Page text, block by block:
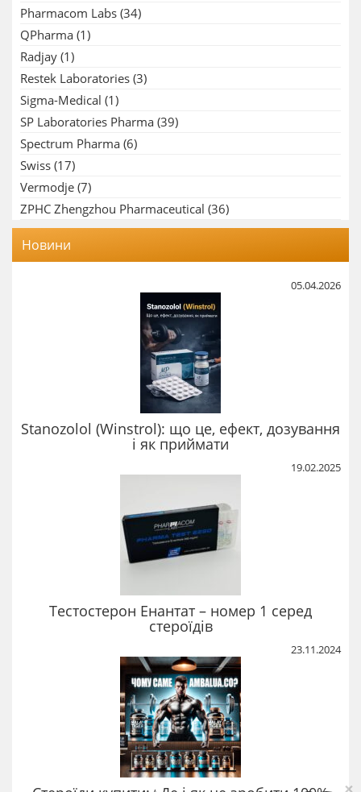
Pharmacom Labs (34)
QPharma (1)
Radjay (1)
Restek Laboratories (3)
Sigma-Medical (1)
SP Laboratories Pharma (39)
Spectrum Pharma (6)
Swiss (17)
Vermodje (7)
ZPHC Zhengzhou Pharmaceutical (36)
Новини
05.04.2026
Stanozolol (Winstrol): що це, ефект, дозування
і як приймати
19.02.2025
Тестостерон Енантат – номер 1 серед
стероїдів
23.11.2024